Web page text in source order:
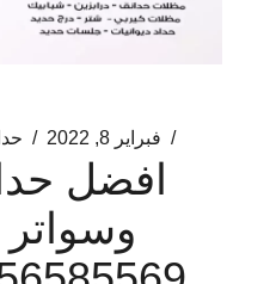
فبراير 8, 2022
افضل
وسواتر